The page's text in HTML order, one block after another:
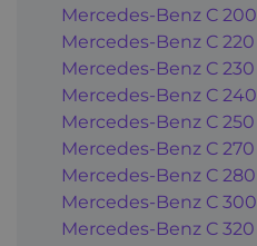
Mercedes-Benz C 200
Mercedes-Benz C 220
Mercedes-Benz C 230
Mercedes-Benz C 240
Mercedes-Benz C 250
Mercedes-Benz C 270
Mercedes-Benz C 280
Mercedes-Benz C 300
Mercedes-Benz C 320